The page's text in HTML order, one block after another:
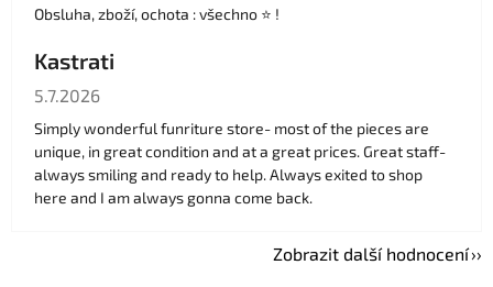
Obsluha, zboží, ochota : všechno ⭐️ !
Kastrati
Hodnocení obchodu je 5 z 5 hvězdiček.
5.7.2026
Simply wonderful funriture store- most of the pieces are
unique, in great condition and at a great prices. Great staff-
always smiling and ready to help. Always exited to shop
here and I am always gonna come back.
Zobrazit další hodnocení